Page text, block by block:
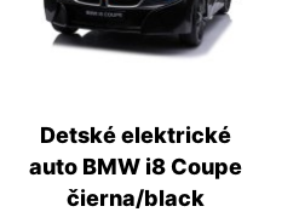
Detské elektrické
auto BMW i8 Coupe
čierna/black